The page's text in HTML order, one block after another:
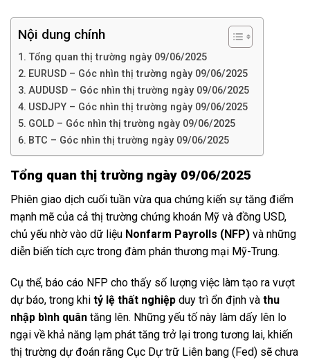
Nội dung chính
Tổng quan thị trường ngày 09/06/2025
EURUSD – Góc nhìn thị trường ngày 09/06/2025
AUDUSD – Góc nhìn thị trường ngày 09/06/2025
USDJPY – Góc nhìn thị trường ngày 09/06/2025
GOLD – Góc nhìn thị trường ngày 09/06/2025
BTC – Góc nhìn thị trường ngày 09/06/2025
Tổng quan thị trường ngày 09/06/2025
Phiên giao dịch cuối tuần vừa qua chứng kiến sự tăng điểm
mạnh mẽ của cả thị trường chứng khoán Mỹ và đồng USD,
chủ yếu nhờ vào dữ liệu Nonfarm Payrolls (NFP) và những
diễn biến tích cực trong đàm phán thương mại Mỹ-Trung.
Cụ thể, báo cáo NFP cho thấy số lượng việc làm tạo ra vượt
dự báo, trong khi tỷ lệ thất nghiệp duy trì ổn định và thu
nhập bình quân tăng lên. Những yếu tố này làm dấy lên lo
ngại về khả năng lạm phát tăng trở lại trong tương lai, khiến
thị trường dự đoán rằng Cục Dự trữ Liên bang (Fed) sẽ chưa